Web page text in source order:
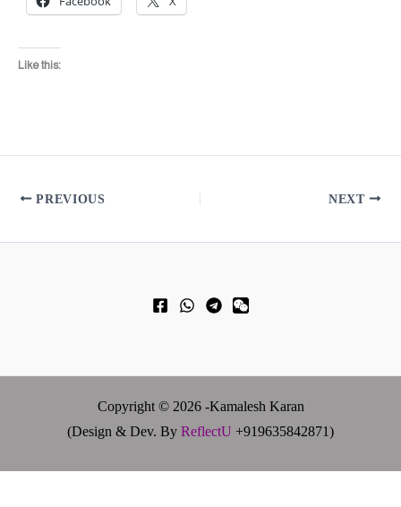
Like this:
PREVIOUS NEXT
Copyright © 2026 -Kamalesh Karan
(Design & Dev. By ReflectU +919635842871)